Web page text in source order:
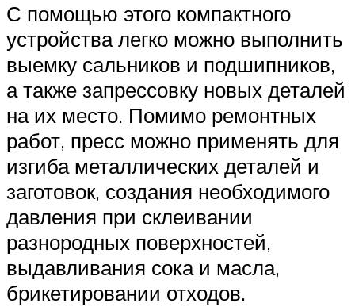
С помощью этого компактного
устройства легко можно выполнить
выемку сальников и подшипников,
а также запрессовку новых деталей
на их место. Помимо ремонтных
работ, пресс можно применять для
изгиба металлических деталей и
заготовок, создания необходимого
давления при склеивании
разнородных поверхностей,
выдавливания сока и масла,
брикетировании отходов.